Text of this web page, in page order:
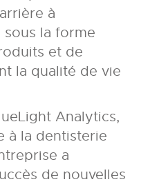
à
la forme
et de
la qualité de vie
Analytics,
à la dentisterie
a
de nouvelles